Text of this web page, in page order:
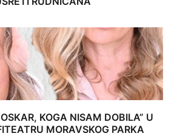
KOGA NISAM DOBILA” U
MORAVSKOG PARKA